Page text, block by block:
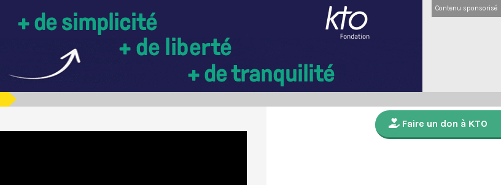
Contenu sponsorisé
Faire un don à KTO